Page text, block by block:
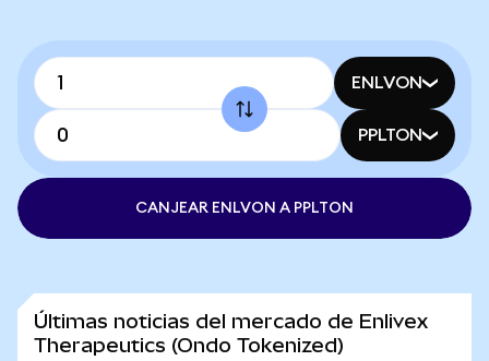
ENLVON
PPLTON
CANJEAR ENLVON A PPLTON
Últimas noticias del mercado de Enlivex
Therapeutics (Ondo Tokenized)